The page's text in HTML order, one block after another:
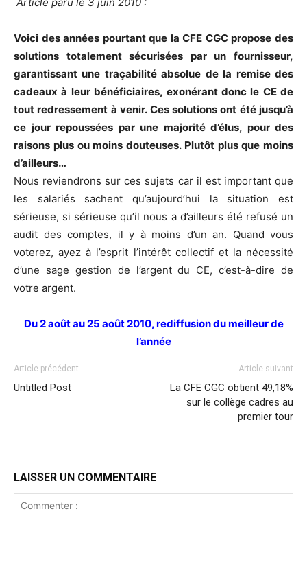
Voici des années pourtant que la CFE CGC propose des
solutions totalement sécurisées par un fournisseur,
garantissant une traçabilité absolue de la remise des
cadeaux à leur bénéficiaires, exonérant donc le CE de
tout redressement à venir. Ces solutions ont été jusqu’à
ce jour repoussées par une majorité d’élus, pour des
raisons plus ou moins douteuses. Plutôt plus que moins
d’ailleurs…
Nous reviendrons sur ces sujets car il est important que
les salariés sachent qu’aujourd’hui la situation est
sérieuse, si sérieuse qu’il nous a d’ailleurs été refusé un
audit des comptes, il y à moins d’un an. Quand vous
voterez, ayez à l’esprit l’intérêt collectif et la nécessité
d’une sage gestion de l’argent du CE, c’est-à-dire de
votre argent.
Du 2 août au 25 août 2010, rediffusion du meilleur de
l’année
Article précédent
Untitled Post
Article suivant
La CFE CGC obtient 49,18%
sur le collège cadres au
premier tour
LAISSER UN COMMENTAIRE